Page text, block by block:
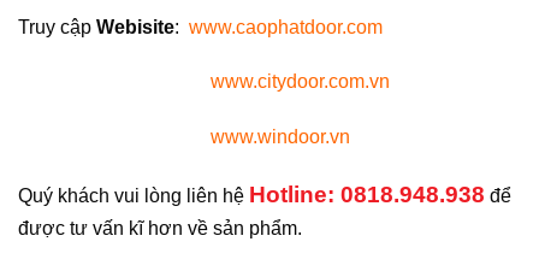
Truy cập Webisite: www.caophatdoor.com
www.citydoor.com.vn
www.windoor.vn
Quý khách vui lòng liên hệ Hotline: 0818.948.938 để
được tư vấn kĩ hơn về sản phẩm.